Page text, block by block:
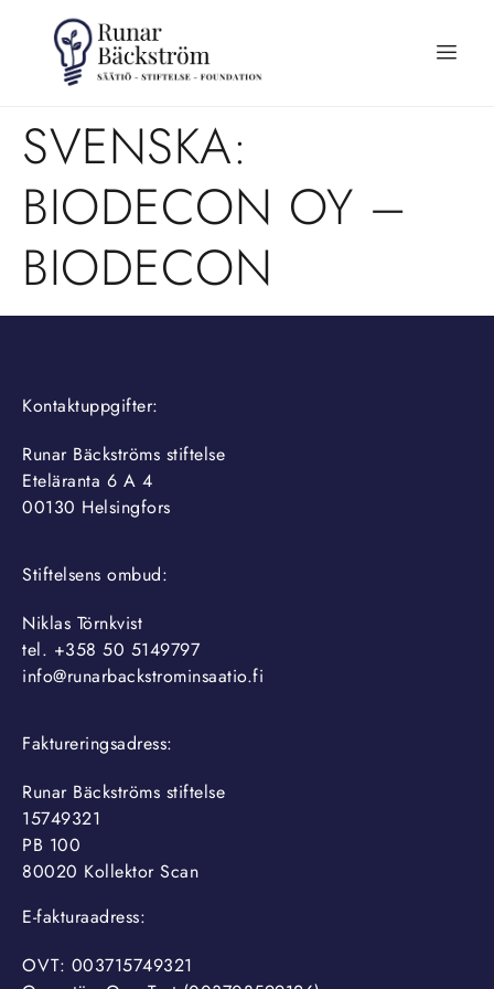
SVENSKA:
BIODECON OY –
BIODECON
Kontaktuppgifter:
Runar Bäckströms stiftelse
Eteläranta 6 A 4
00130 Helsingfors
Stiftelsens ombud:
Niklas Törnkvist
tel. +358 50 5149797
info@runarbackstrominsaatio.fi
Faktureringsadress:
Runar Bäckströms stiftelse
15749321
PB 100
80020 Kollektor Scan
E-fakturaadress:
OVT: 003715749321